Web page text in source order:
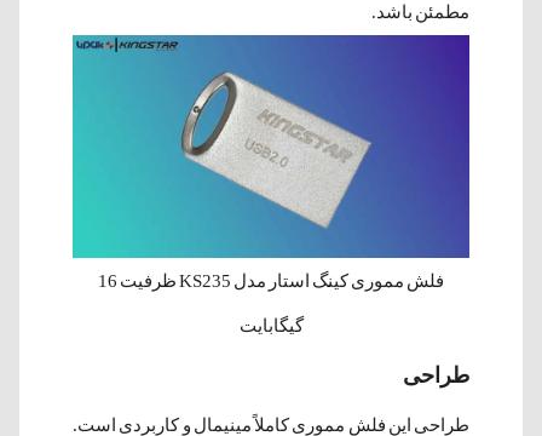
مطمئن باشد.
فلش مموری کینگ استار مدل KS235 ظرفیت 16
گیگابایت
طراحی
طراحی این فلش مموری کاملاً مینیمال و کاربردی است.